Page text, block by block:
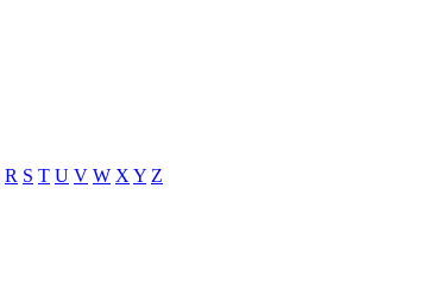
R S T U V W X Y Z